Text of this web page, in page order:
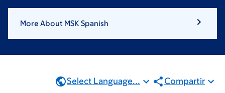
More About MSK Spanish
Select Language... Compartir